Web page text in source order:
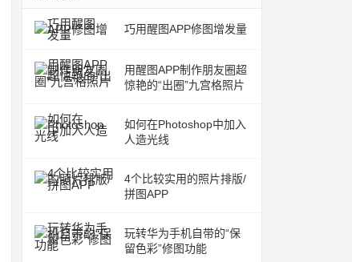
巧用醒图APP修图增发量
用醒图APP制作朋友圈超
惊艳的“出圈”九宫格照片
如何在Photoshop中加入
人造光线
4个比较实用的照片排版/
拼图APP
玩转华为手机自带的“保
留色彩”修图功能